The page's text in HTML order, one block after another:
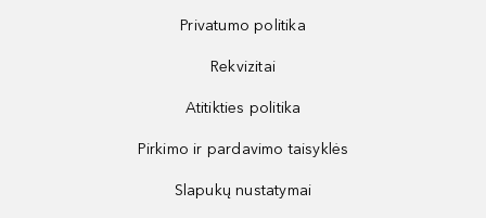
Privatumo politika
Rekvizitai
Atitikties politika
Pirkimo ir pardavimo taisyklės
Slapukų nustatymai